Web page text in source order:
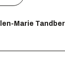
Marie